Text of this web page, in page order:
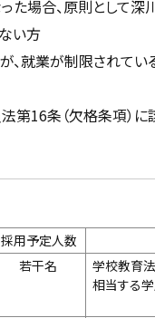
た場合、原則として深
い方
、就業が制限されて
第16条（欠格条項）に
採用予定人数
若干名
学校教育
相当する